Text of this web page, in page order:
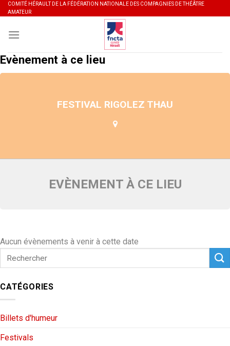
Skip
to
content
COMITÉ HÉRAULT DE LA FÉDÉRATION NATIONALE DES COMPAGNIES DE THÉÂTRE
AMATEUR
Evènement à ce lieu
FESTIVAL RIGOLEZ THAU
EVÈNEMENT À CE LIEU
Aucun évènements à venir à cette date
CATÉGORIES
Billets d'humeur
Festivals